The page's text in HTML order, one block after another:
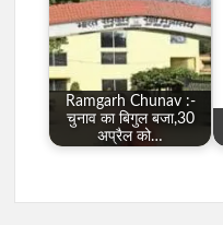
Ramgarh Chunav :-
चुनाव का बिगुल बजा,30
अप्रैल को…